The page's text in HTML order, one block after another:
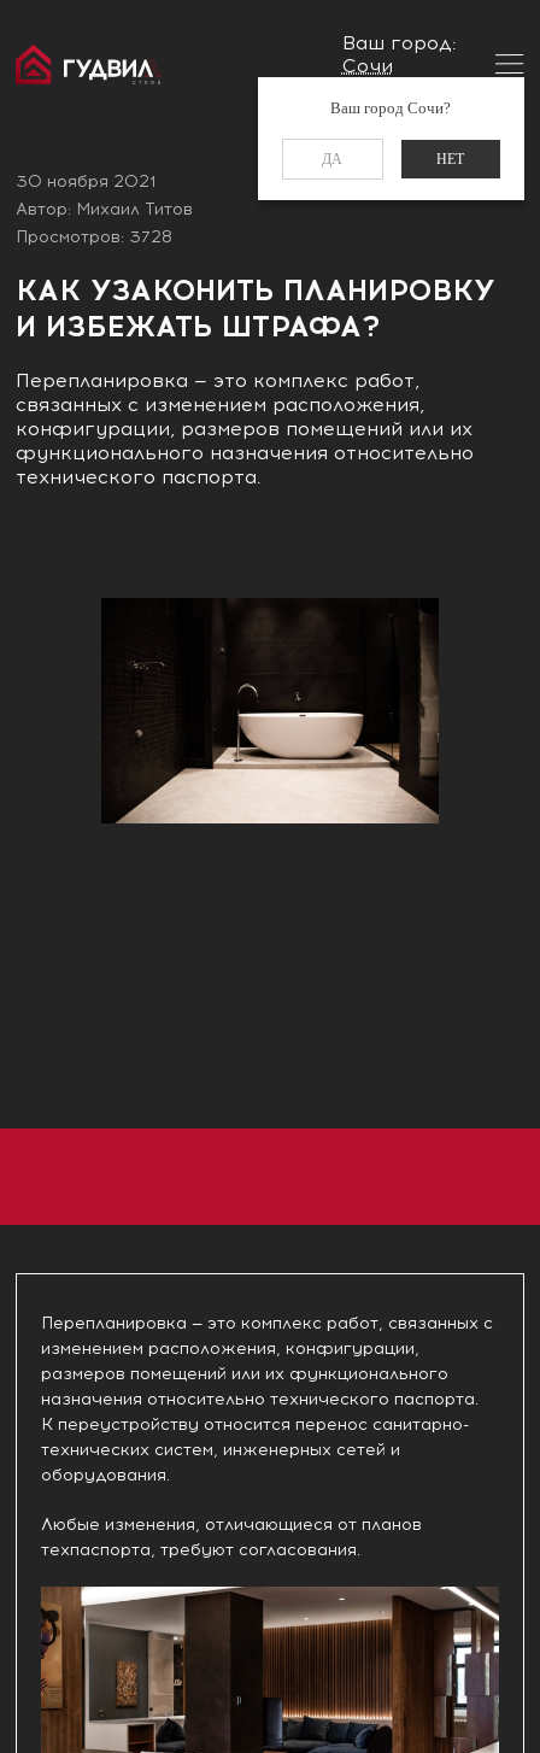
Ваш город:
Сочи
Ваш город Сочи?
ДА НЕТ
Заказать звонок
30 ноября 2021
Автор: Михаил Титов
Просмотров: 3728
КАК УЗАКОНИТЬ ПЛАНИРОВКУ
И ИЗБЕЖАТЬ ШТРАФА?
Перепланировка — это комплекс работ,
связанных с изменением расположения,
конфигурации, размеров помещений или их
функционального назначения относительно
технического паспорта.
Перепланировка — это комплекс работ, связанных с
изменением расположения, конфигурации,
размеров помещений или их функционального
назначения относительно технического паспорта.
К переустройству относится перенос санитарно-
технических систем, инженерных сетей и
оборудования.
Любые изменения, отличающиеся от планов
техпаспорта, требуют согласования.